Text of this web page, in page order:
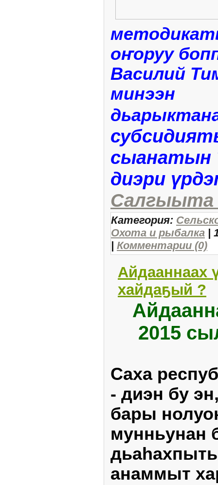
оҥоруу
Василий
минээн
сыанатын
диэри
Салгыыта
Категория:
Охота и рыбалка |
| Комментарии (0)
Айдааннаах
хайдаҕый ?
2015
Саха
- диэн бу
бары
мунньунан
анаммыт